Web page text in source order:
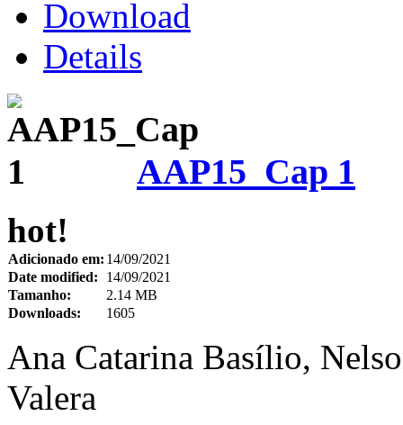
Download
Details
AAP15_Cap 1
hot!
Adicionado em: 14/09/2021
Date modified:
14/09/2021
Tamanho:
2.14 MB
Downloads:
1605
Ana Catarina Basílio,
Valera